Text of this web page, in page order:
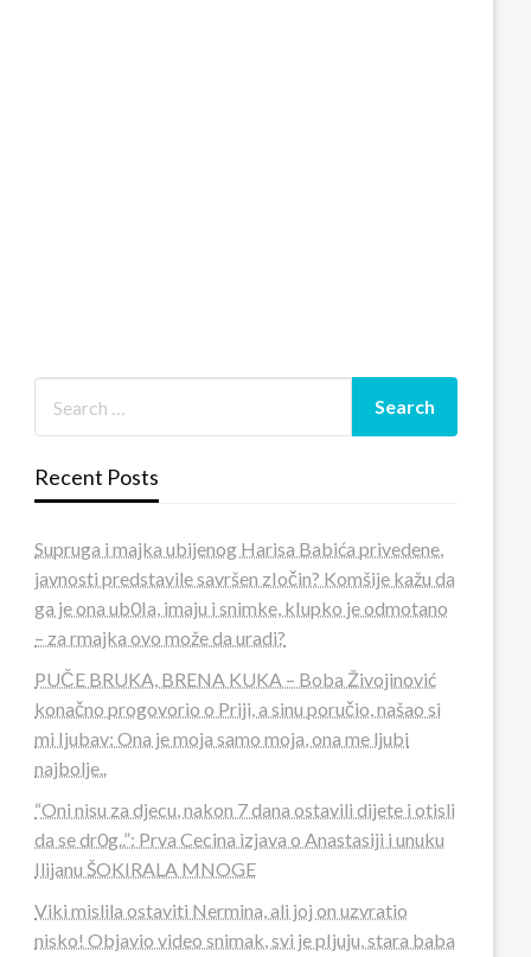
Recent Posts
Supruga i majka ubijenog Harisa Babića privedene,
javnosti predstavile savršen zIočin? Komšije kažu da
ga je ona ub0Ia, imaju i snimke, kIupko je odmotano
– za rmajka ovo može da uradi?
PUČE BRUKA, BRENA KUKA – Boba Živojinović
konačno progovorio o Priji, a sinu poručio, našao si
mi Ijubav: Ona je moja samo moja, ona me ljubi
najbolje..
“Oni nisu za djecu, nakon 7 dana ostavili dijete i otisli
da se dr0g..”: Prva Cecina izjava o Anastasiji i unuku
Ilijanu ŠOKIRALA MNOGE
Viki mislila ostaviti Nermina, ali joj on uzvratio
nisko! Objavio video snimak, svi je pIjuju, stara baba